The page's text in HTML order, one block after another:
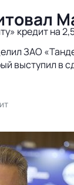
кредит на
ЗАО
выступил в